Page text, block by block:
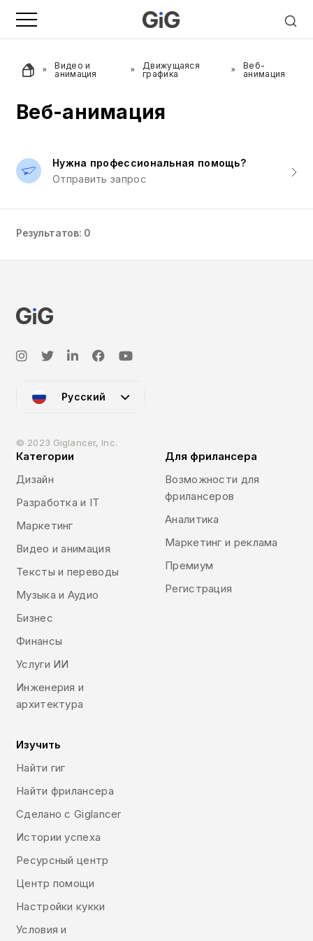
Видео и
анимация
Движущаяся
графика
Веб-
анимация
Веб-анимация
Нужна профессиональная помощь?
Отправить запрос
Результатов: 0
Русский
© 2023 Giglancer, Inc.
Категории
Дизайн
Разработка и IT
Маркетинг
Видео и анимация
Тексты и переводы
Музыка и Аудио
Бизнес
Финансы
Услуги ИИ
Инженерия и
архитектура
Для фрилансера
Возможности для
фрилансеров
Аналитика
Маркетинг и реклама
Премиум
Регистрация
Изучить
Найти гиг
Найти фрилансера
Сделано с Giglancer
Истории успеха
Ресурсный центр
Центр помощи
Настройки кукки
Условия и